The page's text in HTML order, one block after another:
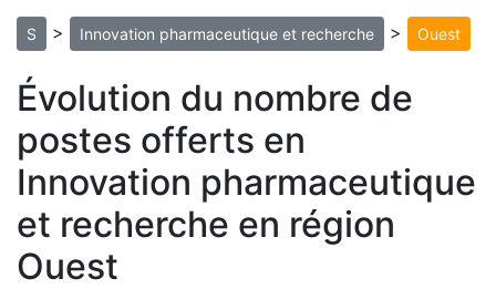
S > Innovation pharmaceutique et recherche > Ouest
Évolution du nombre de
postes offerts en
Innovation pharmaceutique
et recherche en région
Ouest